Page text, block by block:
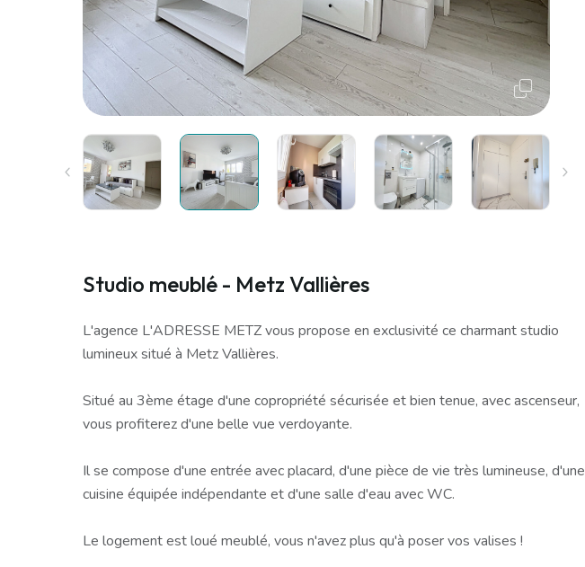
Studio meublé - Metz Vallières
L'agence L'ADRESSE METZ vous propose en exclusivité ce charmant studio
lumineux situé à Metz Vallières.
Situé au 3ème étage d'une copropriété sécurisée et bien tenue, avec ascenseur,
vous profiterez d'une belle vue verdoyante.
Il se compose d'une entrée avec placard, d'une pièce de vie très lumineuse, d'une
cuisine équipée indépendante et d'une salle d'eau avec WC.
Le logement est loué meublé, vous n'avez plus qu'à poser vos valises !